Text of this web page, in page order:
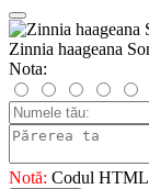
Zinnia haageana
Nota:
Notă: Codul HTML